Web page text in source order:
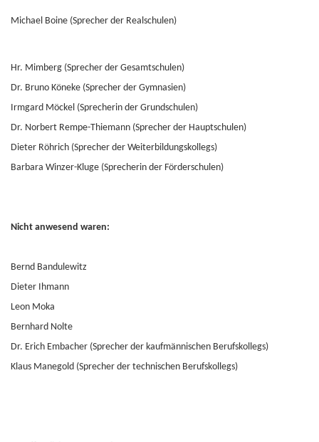
Michael Boine (Sprecher der Realschulen)
Hr. Mimberg (Sprecher der Gesamtschulen)
Dr. Bruno Köneke (Sprecher der Gymnasien)
Irmgard Möckel (Sprecherin der Grundschulen)
Dr. Norbert Rempe-Thiemann (Sprecher der Hauptschulen)
Dieter Röhrich (Sprecher der Weiterbildungskollegs)
Barbara Winzer-Kluge (Sprecherin der Förderschulen)
Nicht anwesend waren:
Bernd Bandulewitz
Dieter Ihmann
Leon Moka
Bernhard Nolte
Dr. Erich Embacher (Sprecher der kaufmännischen Berufskollegs)
Klaus Manegold (Sprecher der technischen Berufskollegs)